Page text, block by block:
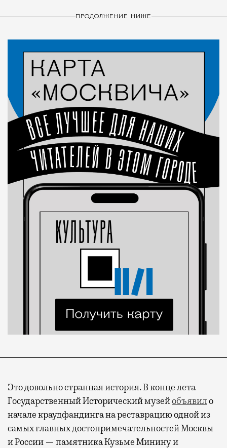
ПРОДОЛЖЕНИЕ НИЖЕ
Это довольно странная история. В конце лета
Государственный Исторический музейобъявило
начале краудфандинга на реставрацию одной из
самых главных достопримечательностей Москвы
и России — памятника Кузьме Минину и